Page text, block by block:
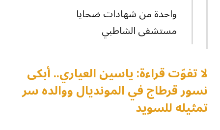
واحدة من شهادات ضحايا
مستشفى الشاطبي
لا تفوّت قراءة: ياسين العياري.. أبكى
نسور قرطاج في المونديال ووالده سر
تمثيله للسويد